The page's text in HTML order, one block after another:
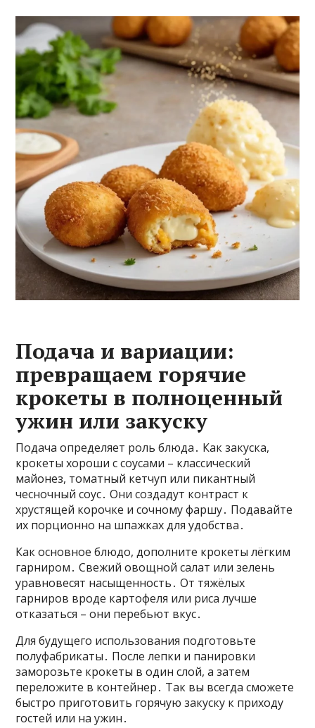
Подача и вариации:
превращаем горячие
крокеты в полноценный
ужин или закуску
Подача определяет роль блюда․ Как закуска,
крокеты хороши с соусами – классический
майонез, томатный кетчуп или пикантный
чесночный соус․ Они создадут контраст к
хрустящей корочке и сочному фаршу․ Подавайте
их порционно на шпажках для удобства․
Как основное блюдо, дополните крокеты лёгким
гарниром․ Свежий овощной салат или зелень
уравновесят насыщенность․ От тяжёлых
гарниров вроде картофеля или риса лучше
отказаться – они перебьют вкус․
Для будущего использования подготовьте
полуфабрикаты․ После лепки и панировки
заморозьте крокеты в один слой, а затем
переложите в контейнер․ Так вы всегда сможете
быстро приготовить горячую закуску к приходу
гостей или на ужин․